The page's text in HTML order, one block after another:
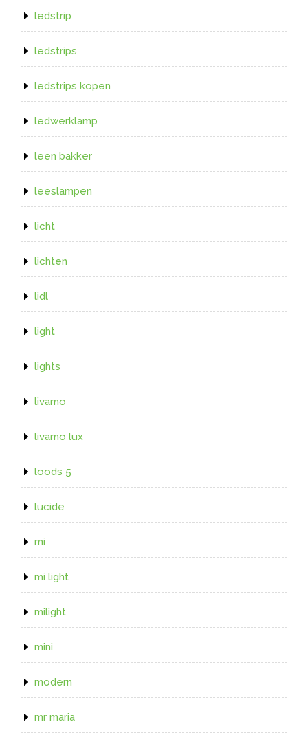
ledstrip
ledstrips
ledstrips kopen
ledwerklamp
leen bakker
leeslampen
licht
lichten
lidl
light
lights
livarno
livarno lux
loods 5
lucide
mi
mi light
milight
mini
modern
mr maria